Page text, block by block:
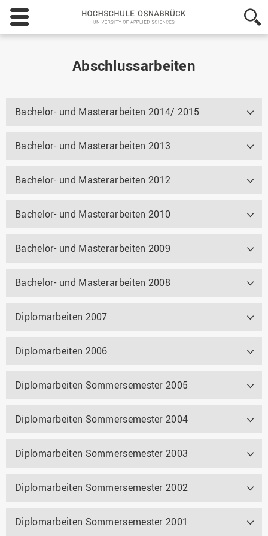
Hochschule
Osnabrück
-
Abschlussarbeiten
Bachelor- und Masterarbeiten 2014/ 2015
Bachelor- und Masterarbeiten 2013
Bachelor- und Masterarbeiten 2012
Bachelor- und Masterarbeiten 2010
Bachelor- und Masterarbeiten 2009
Bachelor- und Masterarbeiten 2008
Diplomarbeiten 2007
Diplomarbeiten 2006
Diplomarbeiten Sommersemester 2005
Diplomarbeiten Sommersemester 2004
Diplomarbeiten Sommersemester 2003
Diplomarbeiten Sommersemester 2002
Diplomarbeiten Sommersemester 2001